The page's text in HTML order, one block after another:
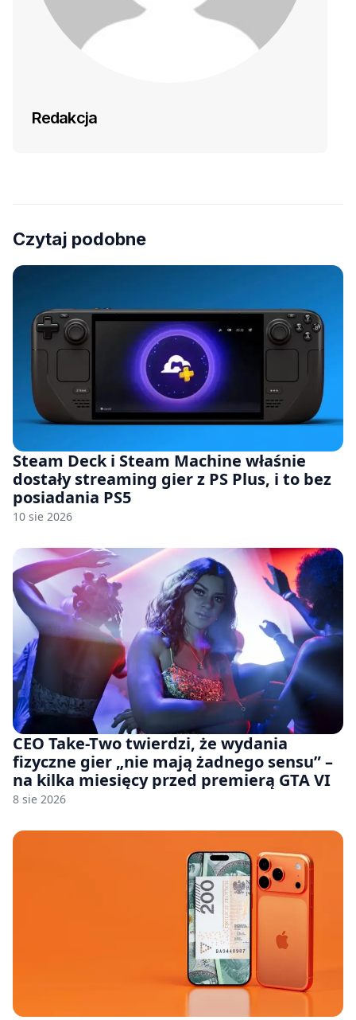
Redakcja
Czytaj podobne
Steam Deck i Steam Machine właśnie
dostały streaming gier z PS Plus, i to bez
posiadania PS5
10 sie 2026
CEO Take-Two twierdzi, że wydania
fizyczne gier „nie mają żadnego sensu” –
na kilka miesięcy przed premierą GTA VI
8 sie 2026